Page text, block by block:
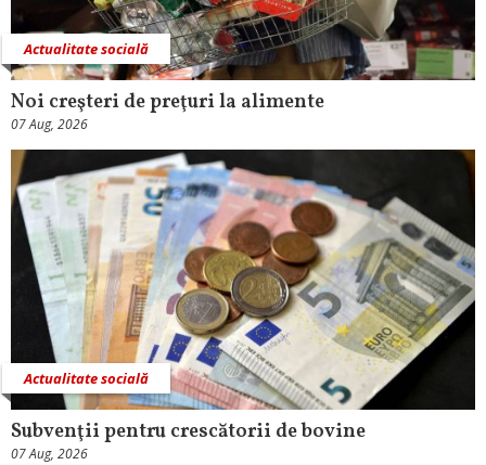
Actualitate socială
Noi creşteri de preţuri la alimente
07 Aug, 2026
Actualitate socială
Subvenţii pentru crescătorii de bovine
07 Aug, 2026